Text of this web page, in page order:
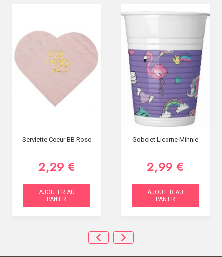
Serviette Coeur BB Rose
2,29 €
AJOUTER AU
PANIER
Gobelet Licorne Minnie
2,99 €
AJOUTER AU
PANIER